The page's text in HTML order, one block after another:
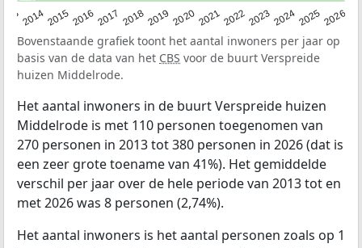
2014201520162017 20182019 2020202120222023202420252026
Bovenstaande grafiek toont het aantal inwoners per jaar op
basis van de data van het CBS voor de buurt Verspreide
huizen Middelrode.
Het aantal inwoners in de buurt Verspreide huizen
Middelrode is met 110 personen toegenomen van
270 personen in 2013 tot 380 personen in 2026 (dat is
een zeer grote toename van 41%). Het gemiddelde
verschil per jaar over de hele periode van 2013 tot en
met 2026 was 8 personen (2,74%).
Het aantal inwoners is het aantal personen zoals op 1